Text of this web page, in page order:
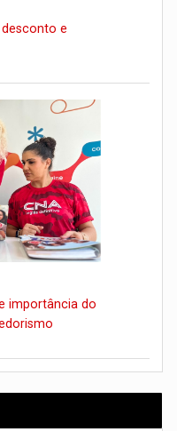
e
importância do